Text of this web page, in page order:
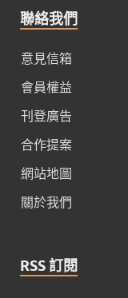
聯絡我們
意見信箱
會員權益
刊登廣告
合作提案
網站地圖
關於我們
RSS 訂閱